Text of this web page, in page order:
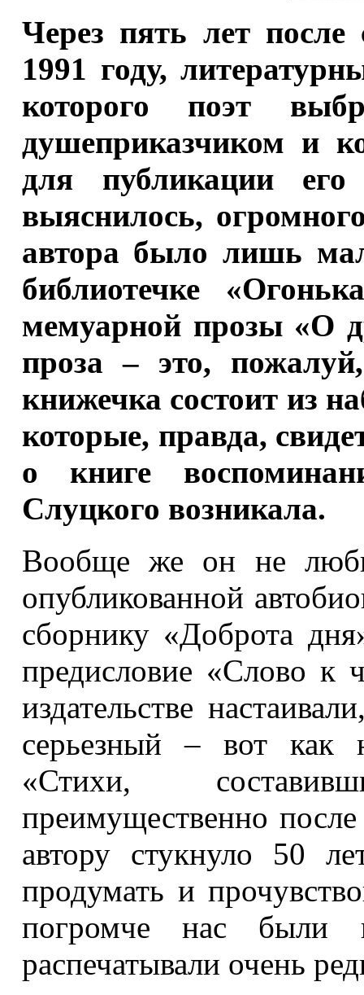
Через пять лет
1991 году,
которого поэт
душеприказчиком и
для публикации его
выяснилось,
автора было лишь
библиотечке
мемуарной прозы «О
проза – это,
книжечка состоит из
которые, правда,
о книге
Слуцкого возникала.
Вообще же он не
опубликованной
сборнику «Доброта
предисловие «Слово к
издательстве
серьезный – вот как
«Стихи,
преимущественно
автору стукнуло 50
продумать и
погромче нас были
распечатывали очень